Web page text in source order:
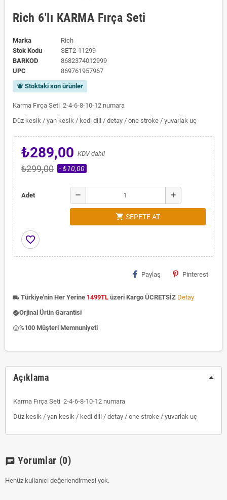
Rich 6'lı KARMA Fırça Seti
Marka
Rich
Stok Kodu
SET2-11299
BARKOD
8682374012999
UPC
869761957967
notifications_active Stoktaki son ürünler
Karma Fırça Seti 2-4-6-8-10-12 numara
Düz kesik / yan kesik / kedi dili / detay / one stroke / yuvarlak uç
₺289,00 KDV dahil
₺299,00 - ₺10,00
Adet remove add
shopping_cart SEPETE AT
favorite_border
Paylaş Pinterest
local_shipping Türkiye'nin Her Yerine 1499TL üzeri Kargo ÜCRETSİZ Detay
check_circleOrjinal Ürün Garantisi
insert_emoticon%100 Müşteri Memnuniyeti
Açıklama
Karma Fırça Seti 2-4-6-8-10-12 numara
Düz kesik / yan kesik / kedi dili / detay / one stroke / yuvarlak uç
chat Yorumlar (0)
Henüz kullanıcı değerlendirmesi yok.